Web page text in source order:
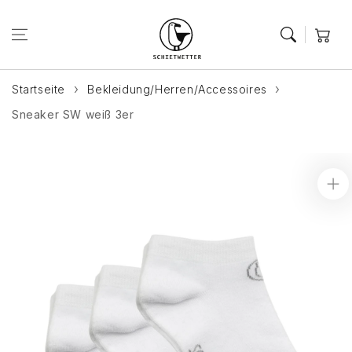
springen
Startseite
Bekleidung/Herren/Accessoires
Sneaker SW weiß 3er